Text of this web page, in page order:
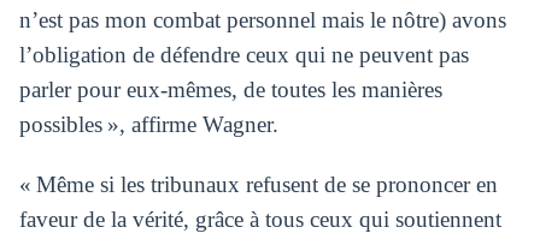
n’est pas mon combat personnel mais le nôtre) avons
l’obligation de défendre ceux qui ne peuvent pas
parler pour eux-mêmes, de toutes les manières
possibles », affirme Wagner.
« Même si les tribunaux refusent de se prononcer en
faveur de la vérité, grâce à tous ceux qui soutiennent